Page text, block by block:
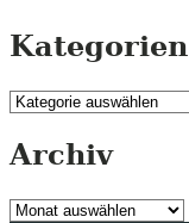
Kategorien
Kategorien
Archiv
Archiv